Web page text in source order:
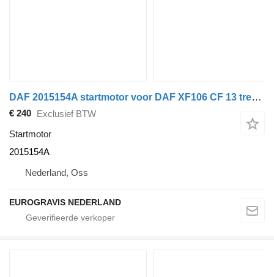
DAF 2015154A startmotor voor DAF XF106 CF 13 trekker
€ 240 Exclusief BTW
Startmotor
2015154A
Nederland, Oss
EUROGRAVIS NEDERLAND